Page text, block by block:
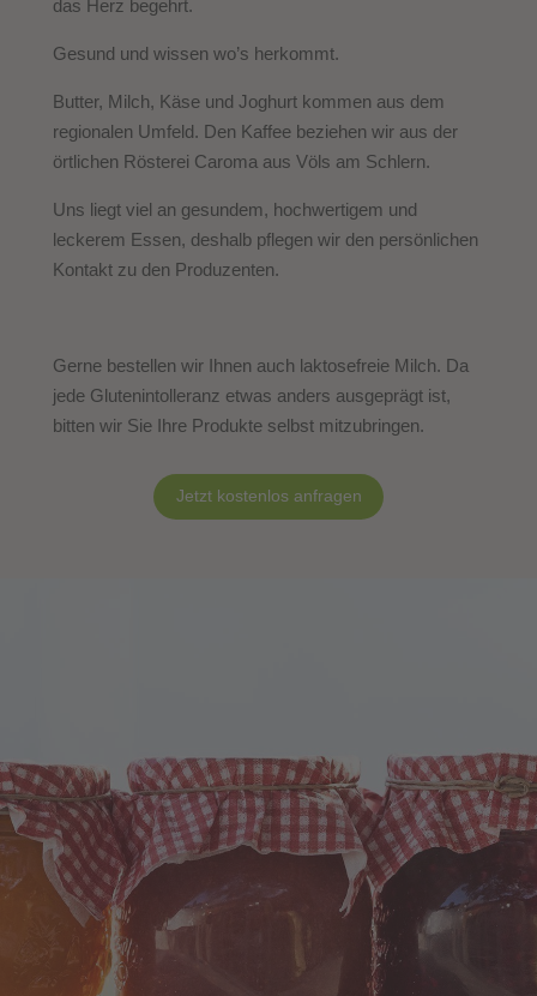
das Herz begehrt.
Gesund und wissen wo’s herkommt.
Butter, Milch, Käse und Joghurt kommen aus dem
regionalen Umfeld. Den Kaffee beziehen wir aus der
örtlichen Rösterei Caroma aus Völs am Schlern.
Uns liegt viel an gesundem, hochwertigem und
leckerem Essen, deshalb pflegen wir den persönlichen
Kontakt zu den Produzenten.
Gerne bestellen wir Ihnen auch laktosefreie Milch. Da
jede Glutenintolleranz etwas anders ausgeprägt ist,
bitten wir Sie Ihre Produkte selbst mitzubringen.
Jetzt kostenlos anfragen